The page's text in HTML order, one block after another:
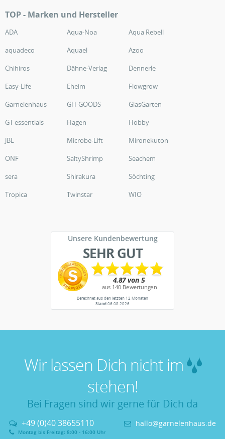
TOP - Marken und Hersteller
ADA Aqua-Noa
Aqua Rebell
aquadeco
Aquael
Azoo
Chihiros
Dähne-Verlag
Dennerle
Easy-Life
Eheim
Flowgrow
Garnelenhaus
GH-GOODS
GlasGarten
GT essentials
Hagen
Hobby
JBL
Microbe-Lift
Mironekuton
ONF
SaltyShrimp
Seachem
sera
Shirakura
Söchting
Tropica
Twinstar WIO
Unsere Kundenbewertung
SEHR GUT
Berechnet aus den letzten 12 Monaten
Stand06.08.2026
Wir lassen Dich nicht im
stehen!
Bei Fragen sind wir gerne für Dich da
+49 (0)40 38655110
Montag bis Freitag: 8:00 - 16:00 Uhr
hallo@garnelenhaus.de